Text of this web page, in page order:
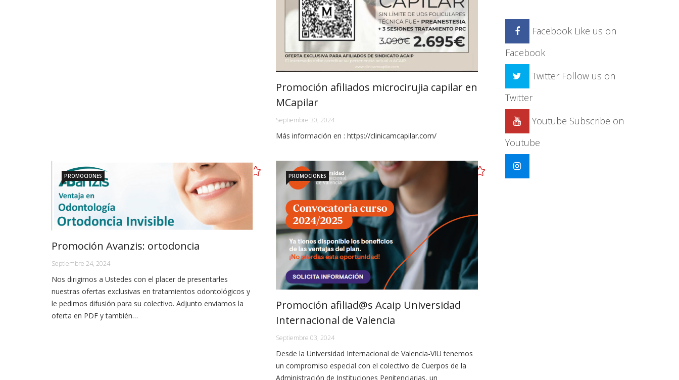
Promoción afiliados microcirujia capilar en
MCapilar
Septiembre 30, 2024
Más información en : https://clinicamcapilar.com/
PROMOCIONES
Promoción Avanzis: ortodoncia
Septiembre 24, 2024
Nos dirigimos a Ustedes con el placer de presentarles
nuestras ofertas exclusivas en tratamientos odontológicos y
le pedimos difusión para su colectivo. Adjunto enviamos la
oferta en PDF y también…
PROMOCIONES
Promoción afiliad@s Acaip Universidad
Internacional de Valencia
Septiembre 03, 2024
Desde la Universidad Internacional de Valencia-VIU tenemos
un compromiso especial con el colectivo de Cuerpos de la
Administración de Instituciones Penitenciarias, un
Facebook Like us on
Facebook
Twitter Follow us on
Twitter
Youtube Subscribe on
Youtube